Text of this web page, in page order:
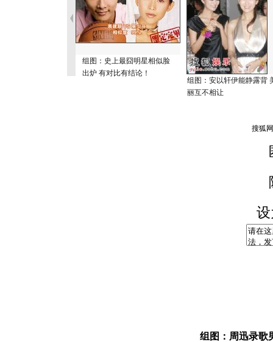
组图：史上最囧明星相似脸
出炉 有对比有结论！
组图：安以轩伊能静露背
丽互不相让
组图：周迅录歌